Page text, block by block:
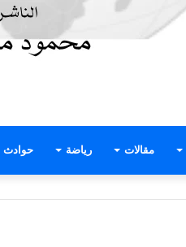
مقالات رياضة حوادث